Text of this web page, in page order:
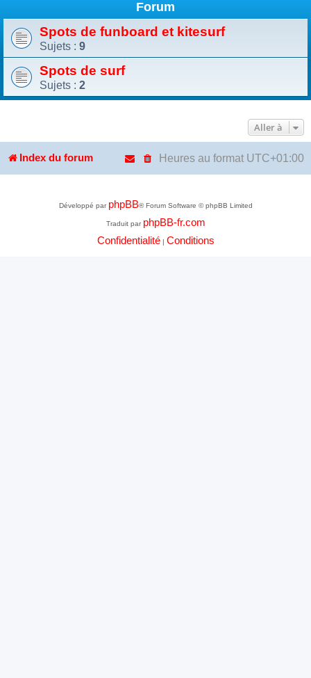
Forum
Spots de funboard et kitesurf
Sujets : 9
Spots de surf
Sujets : 2
Aller à
Index du forum Heures au format UTC+01:00
Développé par phpBB® Forum Software © phpBB Limited
Traduit par phpBB-fr.com
Confidentialité| Conditions